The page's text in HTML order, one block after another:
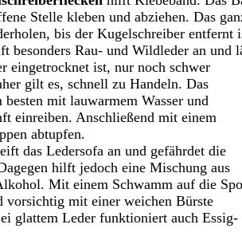
Stelle kleben und abziehen. Das
bis der Kugelschreiber entfernt
besonders Rau- und Wildleder an und
eingetrocknet ist, nur noch schwer
gilt es, schnell zu Handeln. Das
besten mit lauwarmem Wasser und
einreiben. Anschließend mit einem
abtupfen.
das Ledersofa an und gefährdet die
hilft jedoch eine Mischung aus
Mit einem Schwamm auf die
vorsichtig mit einer weichen Bürste
glattem Leder funktioniert auch Essig-